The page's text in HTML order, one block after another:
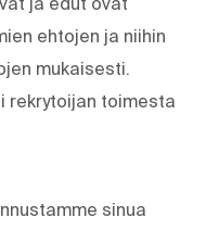
ehtojen ja niihin
mukaisesti.
rekrytoijan toimesta
sinua